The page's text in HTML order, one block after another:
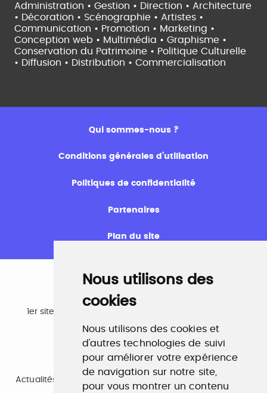
Nous utilisons des
cookies
Nous utilisons des cookies et
d'autres technologies de suivi
pour améliorer votre expérience
de navigation sur notre site,
pour vous montrer un contenu
Administration • Gestion • Direction • Architecture
• Décoration • Scénographie • Artistes •
Communication • Promotion • Marketing •
Conception web • Multimédia • Graphisme •
Conservation du Patrimoine • Politique Culturelle
• Diffusion • Distribution • Commercialisation
Qui sommes-nous ?
Conditions générales d’utilisation
Politiques de confidentialité
Partenaires
Plan du site
Emploi
1er site emploi du secteur culturel 784.000 visites et
www.profilculture.com
Formation
Actualités, guide et annuaire des formations aux métiers
de la culture.